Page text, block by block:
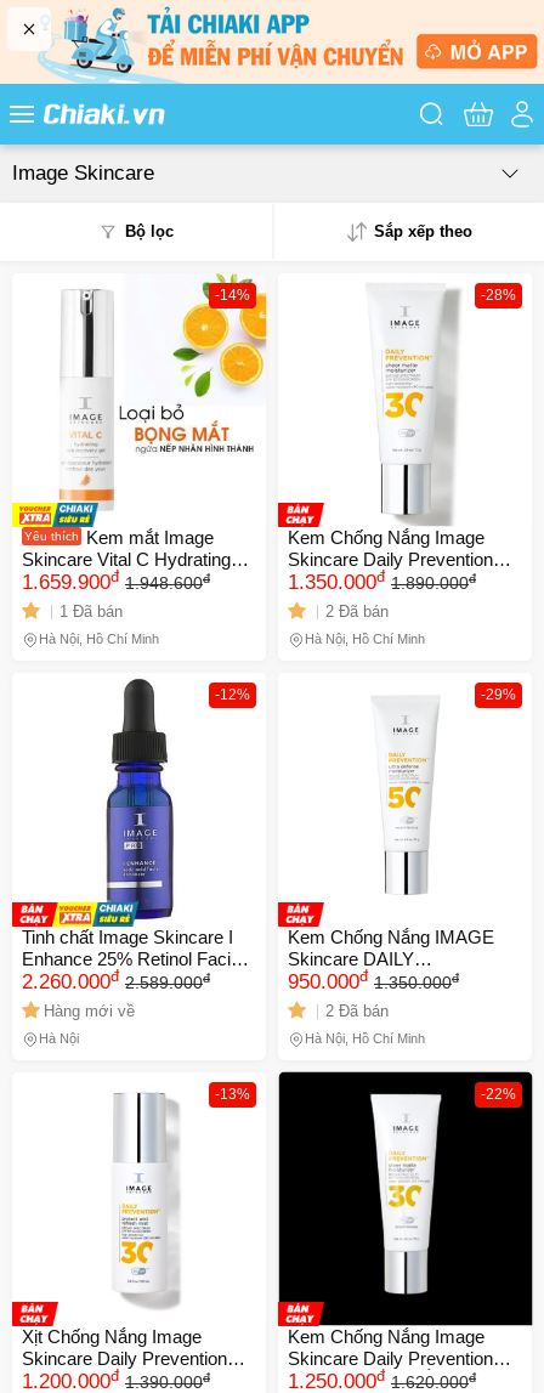
Tìm kiếm
Image Skincare
Bộ lọc Sắp xếp theo
Giá từ thấp - cao
Giá từ cao - thấp
-14%
Yêu thích
Kem mắt Image
Skincare Vital C Hydrating
Eye Recovery Gel giảm
thâm cuồng mắt , nếp nhăn
thương hiệu từ Mỹ
1.659.900đ 1.948.600đ
1 Đã bán
Hà Nội, Hồ Chí Minh
-28%
Kem Chống Nắng Image
Skincare Daily Prevention
Pure Mineral SPF 30 NK date
Xa
1.350.000đ 1.890.000đ
2 Đã bán
Hà Nội, Hồ Chí Minh
-12%
Tinh chất Image Skincare I
Enhance 25% Retinol Facial
Enhancer 14.3ml - Serum trẻ
hóa da, giảm nếp nhăn, làm
mờ vết thâm, hàng nhập
khẩu
2.260.000đ 2.589.000đ
Hàng mới về
Hà Nội
-29%
Kem Chống Nắng IMAGE
Skincare DAILY
PREVENTION Ultra Defense
SPF 50 Date Xa Mỹ
950.000đ 1.350.000đ
2 Đã bán
Hà Nội, Hồ Chí Minh
-13%
Xịt Chống Nắng Image
Skincare Daily Prevention
Protect And Refresh Mist
1.200.000đ 1.390.000đ
-22%
Kem Chống Nắng Image
Skincare Daily Prevention
SPF30 - Dưỡng Ẩm, Không
1.250.000đ 1.620.000đ